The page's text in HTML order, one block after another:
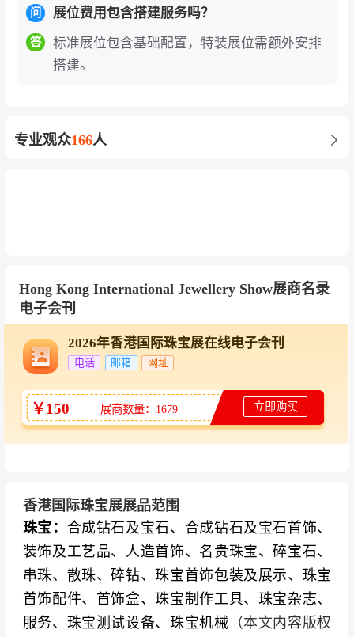
美学与当代设计的创意作品，彰显个性化珠宝的
潮流趋势。展会期间举办的行业研讨会，聚焦人
工智能、大数据等新技术对珠宝行业的影响，为
于中国内地企业而言，参展香港珠宝展是借助香
场直播，协助展商突破地域界限开拓内地市场，
实现品牌曝光与销售转化双重价值。
知名展商
国际知名珠宝品牌及展团
d、土耳其Hosgor Kuyumculuk、韩国Soyou、日
本Jewelry of Raden & Urushi、澳洲Autore Pearl
s、澳洲Cody Opal、美国Emco Gem、法国Alain
印度展团、泰国展团、乌兹别克展团、坦桑石协
会、国际彩色宝石协会
中国内地及香港品牌：骏邑国际、维多利亚珠
宝、周大福、六福珠宝、谢瑞麟、景福珠宝、点
睛品、TSL、MaBelle、粤豪珠宝、翠绿首饰、星
光达、甘露珠宝、赛菲尔珠宝、金至珠宝、壹安
问 展位费用包含搭建服务吗？
答
标准展位包含基础配置，特装展位需额外安排
搭建。
专业观众166人
Hong Kong International Jewellery Show展商名录
电子会刊
2026年香港国际珠宝展在线电子会刊
电话 邮箱 网址
￥150 展商数量：1679 立即购买
香港国际珠宝展展品范围
珠宝： 合成钻石及宝石、合成钻石及宝石首饰、
装饰及工艺品、人造首饰、名贵珠宝、碎宝石、
串珠、散珠、碎钻、珠宝首饰包装及展示、珠宝
首饰配件、首饰盒、珠宝制作工具、珠宝杂志、
服务、珠宝测试设备、珠宝机械 （本文内容版权